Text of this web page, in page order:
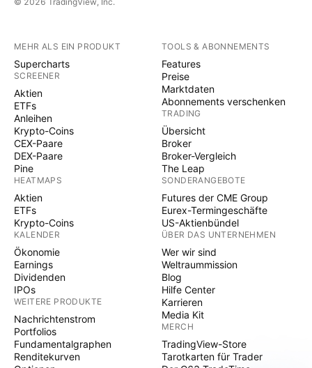
MEHR ALS EIN PRODUKT
Supercharts
SCREENER
Aktien
ETFs
Anleihen
Krypto-Coins
CEX-Paare
DEX-Paare
Pine
HEATMAPS
Aktien
ETFs
Krypto-Coins
KALENDER
Ökonomie
Earnings
Dividenden
IPOs
WEITERE PRODUKTE
Nachrichtenstrom
Portfolios
Fundamentalgraphen
Renditekurven
TOOLS & ABONNEMENTS
Features
Preise
Marktdaten
Abonnements verschenken
TRADING
Übersicht
Broker
Broker-Vergleich
The Leap
SONDERANGEBOTE
Futures der CME Group
Eurex-Termingeschäfte
US-Aktienbündel
ÜBER DAS UNTERNEHMEN
Wer wir sind
Weltraummission
Blog
Hilfe Center
Karrieren
Media Kit
MERCH
TradingView-Store
Tarotkarten für Trader